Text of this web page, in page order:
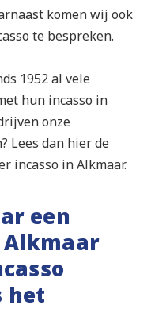
komen wij ook
te bespreken.
1952 al vele
hun incasso in
onze
Lees dan hier de
incasso in Alkmaar.
een
Alkmaar
het